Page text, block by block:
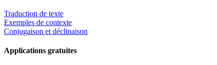
Traduction de texte
Exemples de contexte
Conjugaison et déclinaison
Applications gratuites